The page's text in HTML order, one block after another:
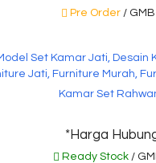
Pre Order/
Kamar Set
*Harga
Ready Stock/